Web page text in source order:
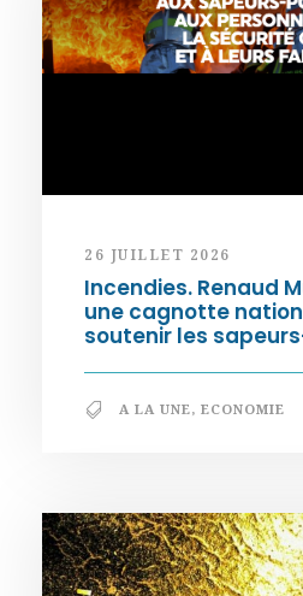
26 JUILLET 2026
Incendies. Renaud
une cagnotte
soutenir les
A LA UNE, ECONOMIE